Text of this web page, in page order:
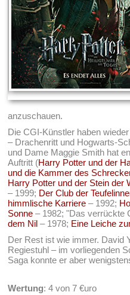
anzuschauen.
Die CGI-Künstler haben
– Drachenritt und Hogwarts-
und Dame Maggie Smith hat
Auftritt (Harry Potter und der
und die Kammer des
Harry Potter und der Stein der
– 1999; Der Club der
himmlische Karriere – 1992;
Sonne – 1982; "Das verrückte
dem Nil – 1978; Eine Leiche
Der Rest ist wie immer. David
Regiestuhl – im vorliegenden
Saga konnte er aber
Wertung: 4 von 7 €uro